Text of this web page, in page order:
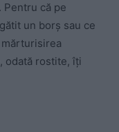
Pentru că pe
un borș sau ce
odată rostite, îți